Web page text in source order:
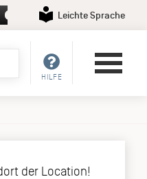
Leichte Sprache
HILFE
der Location!